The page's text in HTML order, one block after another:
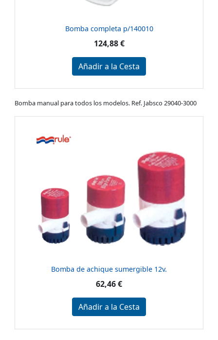
Bomba completa p/140010
124,88 €
Añadir a la Cesta
Bomba manual para todos los modelos. Ref. Jabsco 29040-3000
Bomba de achique sumergible 12v.
62,46 €
Añadir a la Cesta